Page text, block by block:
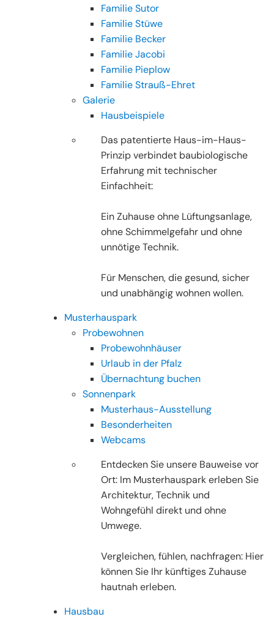
Familie Sutor
Familie Stüwe
Familie Becker
Familie Jacobi
Familie Pieplow
Familie Strauß-Ehret
Galerie
Hausbeispiele
Das patentierte Haus-im-Haus-
Prinzip verbindet baubiologische
Erfahrung mit technischer
Einfachheit:
Ein Zuhause ohne Lüftungsanlage,
ohne Schimmelgefahr und ohne
unnötige Technik.
Für Menschen, die gesund, sicher
und unabhängig wohnen wollen.
Musterhauspark
Probewohnen
Probewohnhäuser
Urlaub in der Pfalz
Übernachtung buchen
Sonnenpark
Musterhaus-Ausstellung
Besonderheiten
Webcams
Entdecken Sie unsere Bauweise vor
Ort: Im Musterhauspark erleben Sie
Architektur, Technik und
Wohngefühl direkt und ohne
Umwege.
Vergleichen, fühlen, nachfragen: Hier
können Sie Ihr künftiges Zuhause
hautnah erleben.
Hausbau